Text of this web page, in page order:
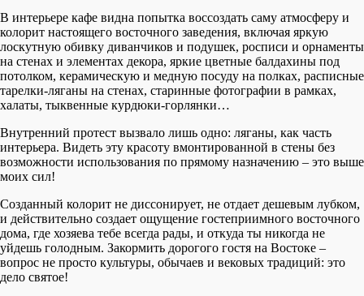
В интерьере кафе видна попытка воссоздать саму атмосферу и
колорит настоящего восточного заведения, включая яркую
лоскутную обивку диванчиков и подушек, росписи и орнаменты
на стенах и элементах декора, яркие цветные балдахины под
потолком, керамическую и медную посуду на полках, расписные
тарелки-ляганы на стенах, старинные фотографии в рамках,
халаты, тыквенные курдюки-горлянки…
Внутренний протест вызвало лишь одно: ляганы, как часть
интерьера. Видеть эту красоту вмонтированной в стены без
возможности использования по прямому назначению – это выше
моих сил!
Созданный колорит не диссонирует, не отдает дешевым лубком,
и действительно создает ощущение гостеприимного восточного
дома, где хозяева тебе всегда рады, и откуда ты никогда не
уйдешь голодным. Закормить дорогого гостя на Востоке –
вопрос не просто культуры, обычаев и вековых традиций: это
дело святое!